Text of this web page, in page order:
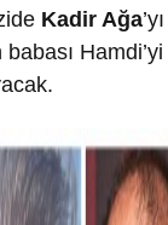
Kadir Ağa’yı
babası Hamdi’yi